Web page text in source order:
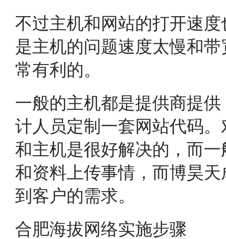
不过主机和网站的打开速
是主机的问题速度太慢和
常有利的。
一般的主机都是提供商提
计人员定制一套网站代码
和主机是很好解决的，而
和资料上传事情，而博昊
到客户的需求。
合肥海拔网络实施步骤